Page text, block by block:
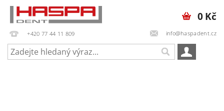
+420 77 44 11 809 info@haspadent.cz
0 Kč